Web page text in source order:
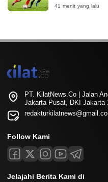
41 menit yang lalu
PT. KilatNews.Co | Jalan
Jakarta Pusat, DKI Jakarta
Follow Kami
Jelajahi Berita Kami di